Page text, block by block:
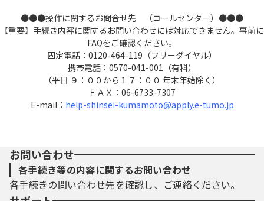
●●●操作に関するお問合せ先 （コールセンター）●●●
【重要】手続き内容に関するお問い合わせには対応できません。事前に
FAQをご確認ください。
固定電話：0120-464-119（フリーダイヤル）
携帯電話：0570-041-001（有料）
（平日 ９：００から１７：００ 年末年始除く）
ＦＡＸ：06-6733-7307
E-mail： help-shinsei-kumamoto@apply.e-tumo.jp
お問い合わせ
各手続き等の内容に関するお問い合わせ
各手続きの問い合わせ先を確認し、ご連絡ください。